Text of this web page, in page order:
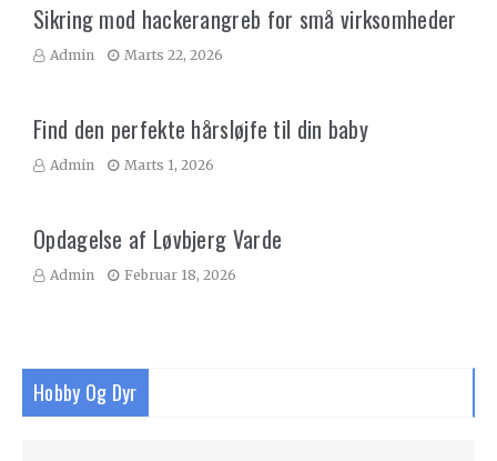
Sikring mod hackerangreb for små virksomheder
Admin Marts 22, 2026
Find den perfekte hårsløjfe til din baby
Admin Marts 1, 2026
Opdagelse af Løvbjerg Varde
Admin Februar 18, 2026
Hobby Og Dyr